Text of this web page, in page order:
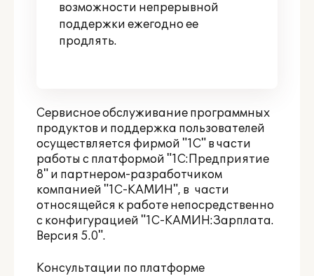
возможности непрерывной
поддержки ежегодно ее
продлять.
Сервисное обслуживание программных
продуктов и поддержка пользователей
осуществляется фирмой "1С" в части
работы с платформой "1С:Предприятие
8" и партнером-разработчиком
компанией "1С-КАМИН", в части
относящейся к работе непосредственно
с конфигурацией "1С-КАМИН:Зарплата.
Версия 5.0".
Консультации по платформе